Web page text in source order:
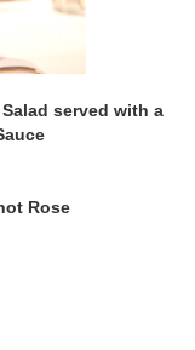
served with a
Rose